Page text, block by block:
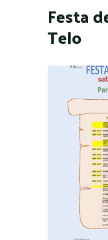
Festa
Telo